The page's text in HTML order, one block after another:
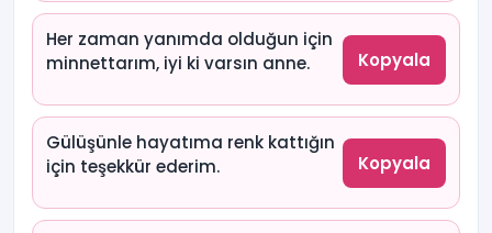
Her zaman yanımda olduğun için
minnettarım, iyi ki varsın anne.
Kopyala
Gülüşünle hayatıma renk kattığın
için teşekkür ederim.
Kopyala